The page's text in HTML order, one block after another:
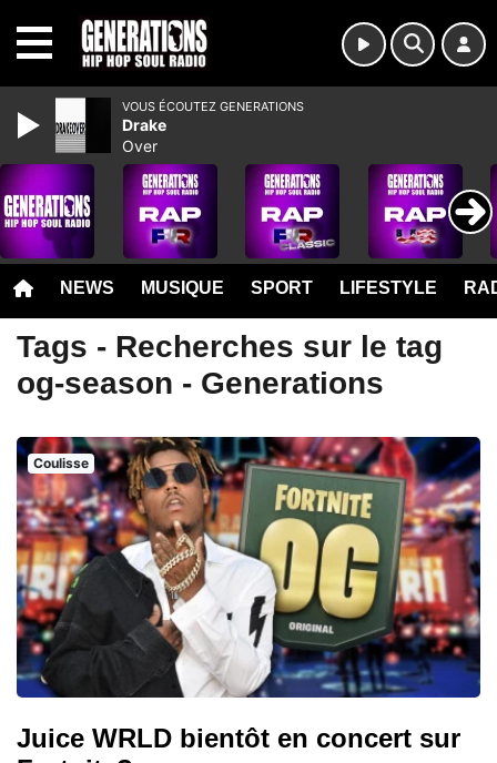
NEWS MUSIQUE SPORT LIFESTYLE
Tags - Recherches sur le tag
og-season - Generations
Coulisse
Juice WRLD bientôt en concert sur
VOUS ÉCOUTEZ GENERATIONS
Drake
Over